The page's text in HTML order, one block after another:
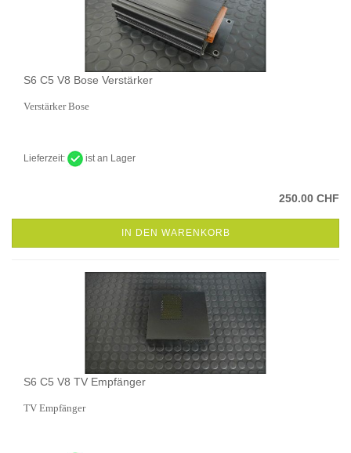
S6 C5 V8 Bose Verstärker
Verstärker Bose
Lieferzeit: ist an Lager
250.00 CHF
IN DEN WARENKORB
S6 C5 V8 TV Empfänger
TV Empfänger